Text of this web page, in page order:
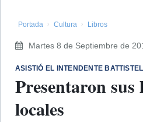
Portada Cultura Libros
Martes 8 de Septiembre de
ASISTIÓ EL INTENDENTE
Presentaron
locales